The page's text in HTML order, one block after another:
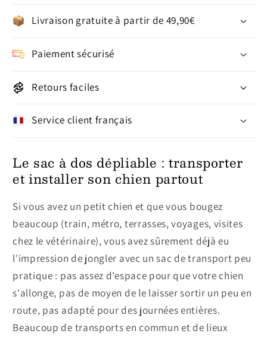
Livraison gratuite à partir de 49,90€
Paiement sécurisé
Retours faciles
Service client français
Le sac à dos dépliable : transporter
et installer son chien partout
Si vous avez un petit chien et que vous bougez
beaucoup (train, métro, terrasses, voyages, visites
chez le vétérinaire), vous avez sûrement déjà eu
l'impression de jongler avec un sac de transport peu
pratique : pas assez d'espace pour que votre chien
s'allonge, pas de moyen de le laisser sortir un peu en
route, pas adapté pour des journées entières.
Beaucoup de transports en commun et de lieux